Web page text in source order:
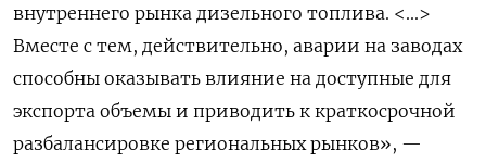
внутреннего рынка дизельного топлива. <...>
Вместе с тем, действительно, аварии на заводах
способны оказывать влияние на доступные для
экспорта объемы и приводить к краткосрочной
разбалансировке региональных рынков», —